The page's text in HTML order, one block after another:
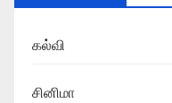
கல்வி
சினிமா